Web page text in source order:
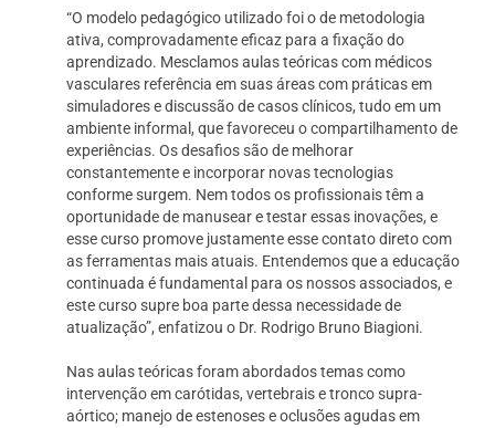
“O modelo pedagógico utilizado foi o de metodologia
ativa, comprovadamente eficaz para a fixação do
aprendizado. Mesclamos aulas teóricas com médicos
vasculares referência em suas áreas com práticas em
simuladores e discussão de casos clínicos, tudo em um
ambiente informal, que favoreceu o compartilhamento de
experiências. Os desafios são de melhorar
constantemente e incorporar novas tecnologias
conforme surgem. Nem todos os profissionais têm a
oportunidade de manusear e testar essas inovações, e
esse curso promove justamente esse contato direto com
as ferramentas mais atuais. Entendemos que a educação
continuada é fundamental para os nossos associados, e
este curso supre boa parte dessa necessidade de
atualização”, enfatizou o Dr. Rodrigo Bruno Biagioni.
Nas aulas teóricas foram abordados temas como
intervenção em carótidas, vertebrais e tronco supra-
aórtico; manejo de estenoses e oclusões agudas em